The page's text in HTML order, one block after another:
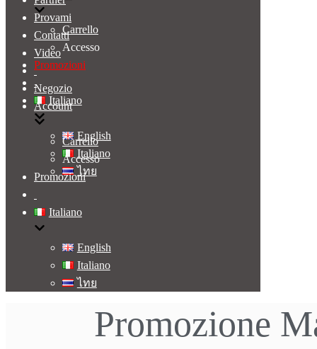
Carrello
Accesso
Promozioni
Italiano
English
Italiano
ไทย
Provami
Contatti
Video
Negozio
Account
Carrello
Accesso
Promozioni
Italiano
English
Italiano
ไทย
Promozione